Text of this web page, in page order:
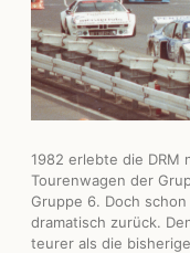
1982 erlebte die DRM
Tourenwagen der
Gruppe 6. Doch
dramatisch zurück.
teurer als die